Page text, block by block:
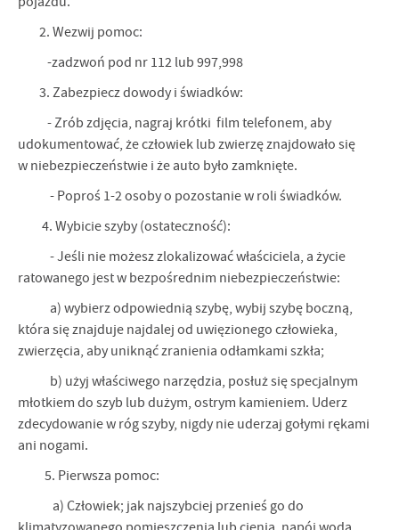
2. Wezwij pomoc:
-zadzwoń pod nr 112 lub 997,998
3. Zabezpiecz dowody i świadków:
- Zrób zdjęcia, nagraj krótki film telefonem, aby
udokumentować, że człowiek lub zwierzę znajdowało się
w niebezpieczeństwie i że auto było zamknięte.
- Poproś 1-2 osoby o pozostanie w roli świadków.
4. Wybicie szyby (ostateczność):
- Jeśli nie możesz zlokalizować właściciela, a życie
ratowanego jest w bezpośrednim niebezpieczeństwie:
a) wybierz odpowiednią szybę, wybij szybę boczną,
która się znajduje najdalej od uwięzionego człowieka,
zwierzęcia, aby uniknąć zranienia odłamkami szkła;
b) użyj właściwego narzędzia, posłuż się specjalnym
młotkiem do szyb lub dużym, ostrym kamieniem. Uderz
zdecydowanie w róg szyby, nigdy nie uderzaj gołymi rękami
ani nogami.
5. Pierwsza pomoc:
a) Człowiek; jak najszybciej przenieś go do